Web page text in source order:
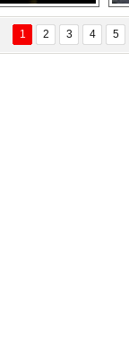
ÖZYANIK
Değişti?
Delta uçağına
yıldırım çarptı
1 2 3 4 5